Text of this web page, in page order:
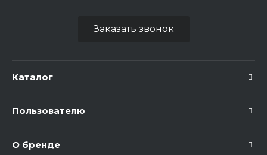
Заказать звонок
Каталог
Пользователю
О бренде